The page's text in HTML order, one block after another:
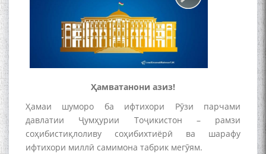
Ҳамватанони азиз!
Ҳамаи шуморо ба ифтихори Рӯзи парчами
давлатии Ҷумҳурии Тоҷикистон – рамзи
соҳибистиқлоливу соҳибихтиёрӣ ва шарафу
ифтихори миллӣ самимона табрик мегӯям.